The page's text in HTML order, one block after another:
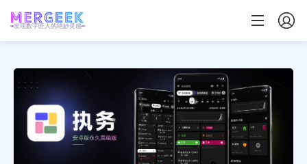
发现数字匠人的绝妙灵感